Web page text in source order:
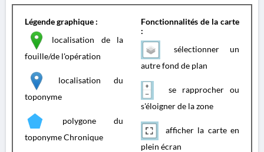
Légende graphique :
localisation de la
fouille/de l'opération
localisation du
toponyme
polygone du
toponyme Chronique
Fonctionnalités de la carte
:
sélectionner un
autre fond de plan
se rapprocher ou
s'éloigner de la zone
afficher la carte en
plein écran